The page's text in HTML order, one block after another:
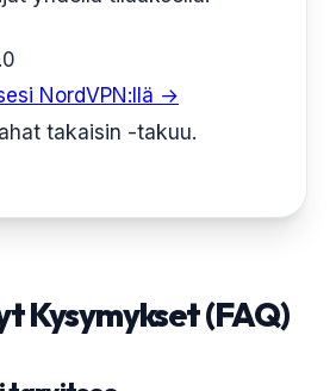
NordVPN:llä →
takaisin -takuu.
Kysymykset (FAQ)